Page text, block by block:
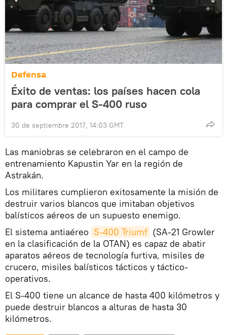
Defensa
Éxito de ventas: los países hacen cola
para comprar el S-400 ruso
30 de septiembre 2017, 14:03 GMT
Las maniobras se celebraron en el campo de
entrenamiento Kapustin Yar en la región de
Astrakán.
Los militares cumplieron exitosamente la misión de
destruir varios blancos que imitaban objetivos
balísticos aéreos de un supuesto enemigo.
El sistema antiaéreo S-400 Triumf (SA-21 Growler
en la clasificación de la OTAN) es capaz de abatir
aparatos aéreos de tecnología furtiva, misiles de
crucero, misiles balísticos tácticos y táctico-
operativos.
El S-400 tiene un alcance de hasta 400 kilómetros y
puede destruir blancos a alturas de hasta 30
kilómetros.